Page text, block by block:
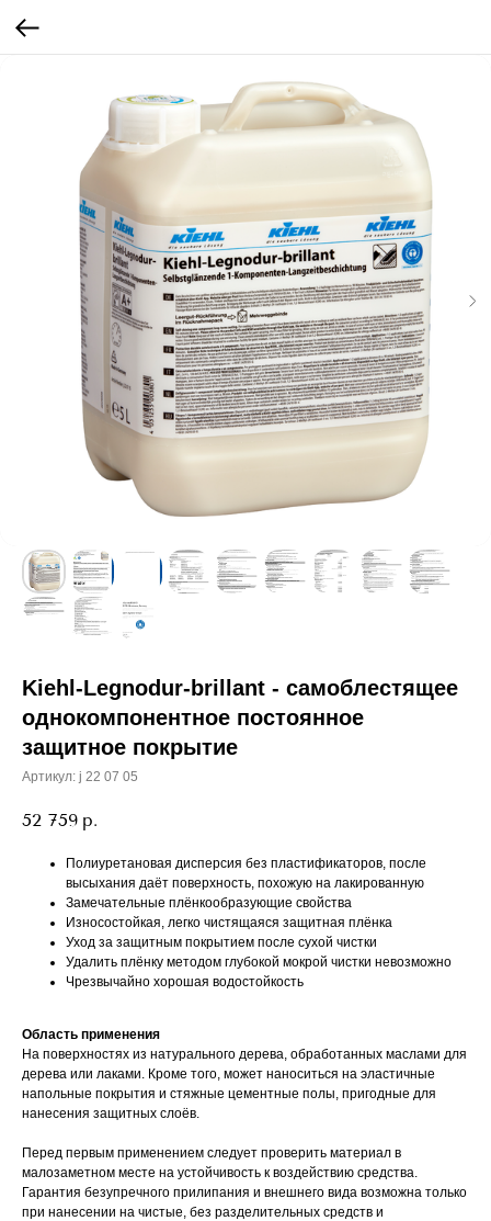
Kiehl-Legnodur-brillant - самоблестящее
однокомпонентное постоянное
защитное покрытие
Артикул: j 22 07 05
52 759 р.
Полиуретановая дисперсия без пластификаторов, после
высыхания даёт поверхность, похожую на лакированную
Замечательные плёнкообразующие свойства
Износостойкая, легко чистящаяся защитная плёнка
Уход за защитным покрытием после сухой чистки
Удалить плёнку методом глубокой мокрой чистки невозможно
Чрезвычайно хорошая водостойкость
Область применения
На поверхностях из натурального дерева, обработанных маслами для
дерева или лаками. Кроме того, может наноситься на эластичные
напольные покрытия и стяжные цементные полы, пригодные для
нанесения защитных слоёв.
Перед первым применением следует проверить материал в
малозаметном месте на устойчивость к воздействию средства.
Гарантия безупречного прилипания и внешнего вида возможна только
при нанесении на чистые, без разделительных средств и